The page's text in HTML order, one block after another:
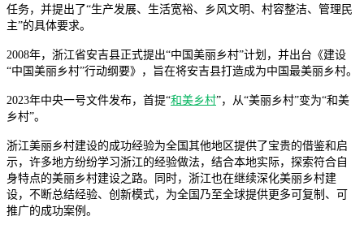
任务，并提出了“生产发展、生活宽裕、乡风文明、村容整洁、管理民
主”的具体要求。
2008年，浙江省安吉县正式提出“中国美丽乡村”计划，并出台《建设
“中国美丽乡村”行动纲要》，旨在将安吉县打造成为中国最美丽乡村。
2023年中央一号文件发布，首提“和美乡村”，从“美丽乡村”变为“和美
乡村”。
浙江美丽乡村建设的成功经验为全国其他地区提供了宝贵的借鉴和启
示，许多地方纷纷学习浙江的经验做法，结合本地实际，探索符合自
身特点的美丽乡村建设之路。同时，浙江也在继续深化美丽乡村建
设，不断总结经验、创新模式，为全国乃至全球提供更多可复制、可
推广的成功案例。